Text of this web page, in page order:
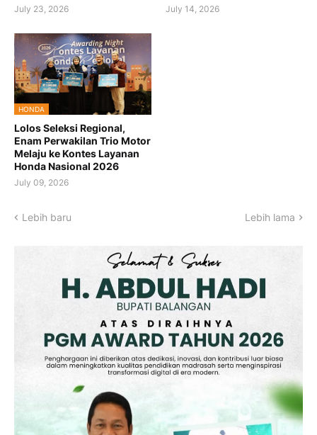
July 23, 2026 July 14, 2026
HONDA
Lolos Seleksi Regional,
Enam Perwakilan Trio Motor
Melaju ke Kontes Layanan
Honda Nasional 2026
July 09, 2026
Lebih baru Lebih lama